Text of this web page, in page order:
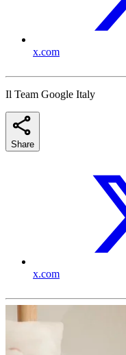
x.com
Il Team Google Italy
Share
x.com